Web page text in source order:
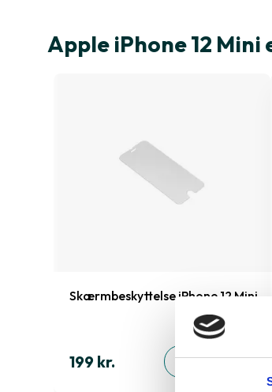
Apple iPhone 12
Skærmbeskyttelse iPhone 12 Mini
199 kr. TILFØJ